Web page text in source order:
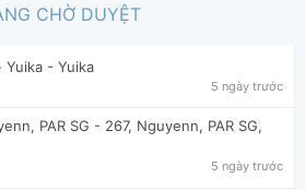
CHỜ DUYỆT
Yuika - Yuika
5 ngày trước
PAR SG - 267, Nguyenn, PAR SG,
5 ngày trước